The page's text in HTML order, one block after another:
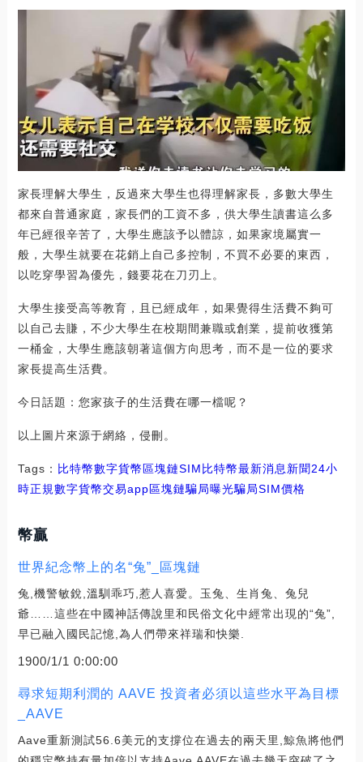
家長理解大學生，反過來大學生也得理解家長，多數大學生
都來自普通家庭，家長們的工資不多，供大學生讀書這么多
年已經很辛苦了，大學生應該予以體諒，如果家境屬實一
般，大學生就要在花銷上自己多控制，不買不必要的東西，
以吃穿學習為優先，錢要花在刀刃上。
大學生接受高等教育，且已經成年，如果覺得生活費不夠可
以自己去賺，不少大學生在校期間兼職或創業，提前收獲第
一桶金，大學生應該朝著這個方向思考，而不是一位的要求
家長提高生活費。
今日話題：您家孩子的生活費在哪一檔呢？
以上圖片來源于網絡，侵刪。
Tags： 比特幣數字貨幣 區塊鏈SIM 比特幣最新消息新聞24小
時正規數字貨幣交易app區塊鏈騙局曝光騙局SIM價格
幣贏
世界紀念幣上的名“兔”_區塊鏈
兔,機警敏銳,溫馴乖巧,惹人喜愛。玉兔、生肖兔、兔兒
爺……這些在中國神話傳說里和民俗文化中經常出現的“兔”,
早已融入國民記憶,為人們帶來祥瑞和快樂.
1900/1/1 0:00:00
尋求短期利潤的 AAVE 投資者必須以這些水平為目標
_AAVE
Aave重新測試56.6美元的支撐位在過去的兩天里,鯨魚將他們